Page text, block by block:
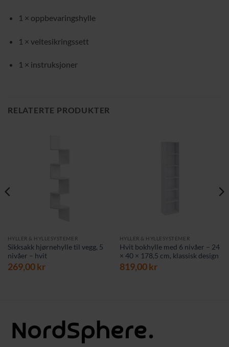
1 × oppbevaringshylle
1 × veltesikringssett
1 × instruksjoner
RELATERTE PRODUKTER
HYLLER & HYLLESYSTEMER
Sikksakk hjørnehylle til vegg, 5
nivåer – hvit
269,00kr
HYLLER & HYLLESYSTEMER
Hvit bokhylle med 6 nivåer – 24
× 40 × 178,5 cm, klassisk design
819,00kr